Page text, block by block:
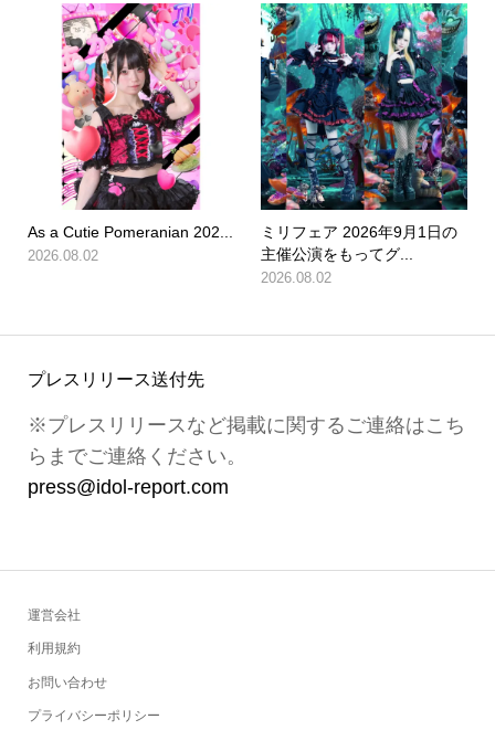
As a Cutie Pomeranian 202...
2026.08.02
ミリフェア 2026年9月1日の
主催公演をもってグ...
2026.08.02
プレスリリース送付先
※プレスリリースなど掲載に関するご連絡はこち
らまでご連絡ください。
press@idol-report.com
運営会社
利用規約
お問い合わせ
プライバシーポリシー